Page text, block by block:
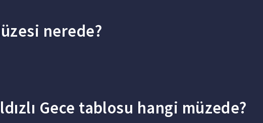
nerede?
Gece tablosu hangi müzede?